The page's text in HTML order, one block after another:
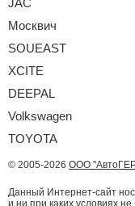
Москвич
SOUEAST
XCITE
DEEPAL
Volkswagen
TOYOTA
© 2005-2026 ООО
Данный Интернет-сайт
и ни при каких условиях